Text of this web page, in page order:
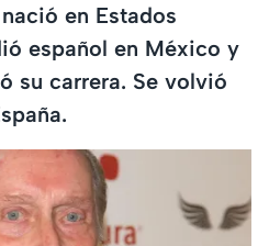
en Estados
español en México y
su carrera. Se volvió